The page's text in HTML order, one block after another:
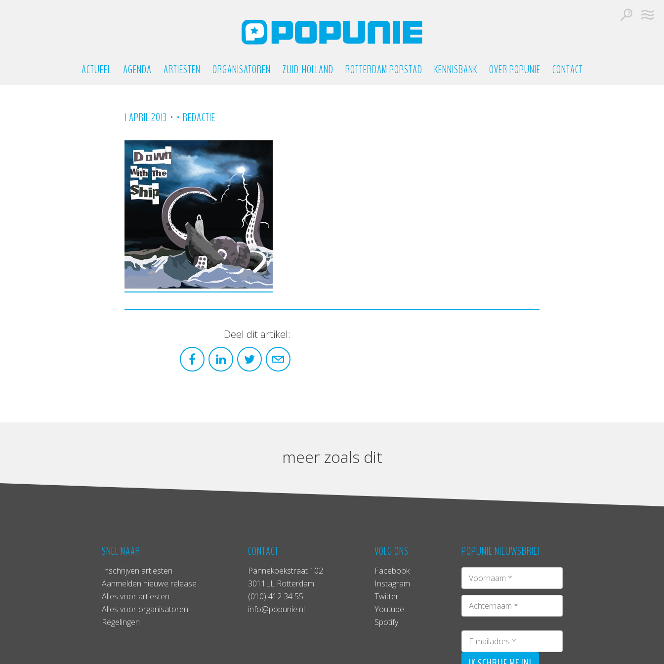
ACTUEEL AGENDA ARTIESTEN ORGANISATOREN ZUID-HOLLAND ROTTERDAM POPSTAD KENNISBANK OVER POPUNIE CONTACT
1 APRIL 2013 • • REDACTIE
Deel dit artikel:
meer zoals dit
SNEL NAAR
Inschrijven artiesten
Aanmelden nieuwe release
Alles voor artiesten
Alles voor organisatoren
Regelingen
CONTACT
Pannekoekstraat 102
3011LL Rotterdam
(010) 412 34 55
info@popunie.nl
VOLG ONS
Facebook
Instagram
Twitter
Youtube
Spotify
POPUNIE NIEUWSBRIEF